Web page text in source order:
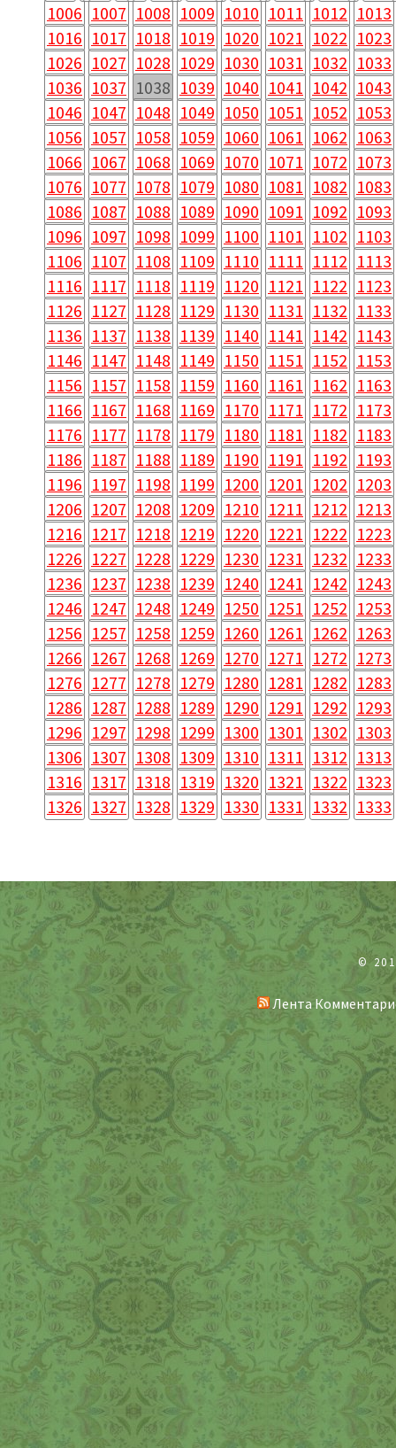
1006 1007 1008 1009 1010 1011 1012 1013
1016 1017 1018 1019 1020 1021 1022 1023
1026 1027 1028 1029 1030 1031 1032 1033
1036 1037 1038 1039 1040 1041 1042 1043
1046 1047 1048 1049 1050 1051 1052 1053
1056 1057 1058 1059 1060 1061 1062 1063
1066 1067 1068 1069 1070 1071 1072 1073
1076 1077 1078 1079 1080 1081 1082 1083
1086 1087 1088 1089 1090 1091 1092 1093
1096 1097 1098 1099 1100 1101 1102 1103
1106 1107 1108 1109 1110 1111 1112 1113
1116 1117 1118 1119 1120 1121 1122 1123
1126 1127 1128 1129 1130 1131 1132 1133
1136 1137 1138 1139 1140 1141 1142 1143
1146 1147 1148 1149 1150 1151 1152 1153
1156 1157 1158 1159 1160 1161 1162 1163
1166 1167 1168 1169 1170 1171 1172 1173
1176 1177 1178 1179 1180 1181 1182 1183
1186 1187 1188 1189 1190 1191 1192 1193
1196 1197 1198 1199 1200 1201 1202 1203
1206 1207 1208 1209 1210 1211 1212 1213
1216 1217 1218 1219 1220 1221 1222 1223
1226 1227 1228 1229 1230 1231 1232 1233
1236 1237 1238 1239 1240 1241 1242 1243
1246 1247 1248 1249 1250 1251 1252 1253
1256 1257 1258 1259 1260 1261 1262 1263
1266 1267 1268 1269 1270 1271 1272 1273
1276 1277 1278 1279 1280 1281 1282 1283
1286 1287 1288 1289 1290 1291 1292 1293
1296 1297 1298 1299 1300 1301 1302 1303
1306 1307 1308 1309 1310 1311 1312 1313
1316 1317 1318 1319 1320 1321 1322 1323
1326 1327 1328 1329 1330 1331 1332 1333
©
Лента